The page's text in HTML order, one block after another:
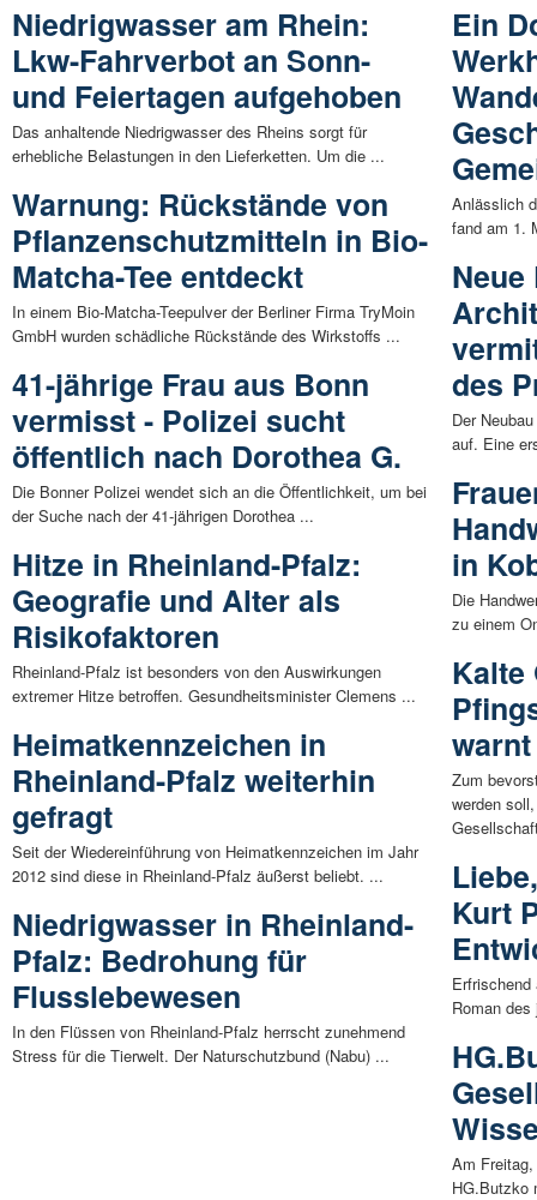
Niedrigwasser am Rhein:
Lkw-Fahrverbot an Sonn-
und Feiertagen aufgehoben
Das anhaltende Niedrigwasser des Rheins sorgt für
erhebliche Belastungen in den Lieferketten. Um die ...
Warnung: Rückstände von
Pflanzenschutzmitteln in Bio-
Matcha-Tee entdeckt
In einem Bio-Matcha-Teepulver der Berliner Firma TryMoin
GmbH wurden schädliche Rückstände des Wirkstoffs ...
41-jährige Frau aus Bonn
vermisst - Polizei sucht
öffentlich nach Dorothea G.
Die Bonner Polizei wendet sich an die Öffentlichkeit, um bei
der Suche nach der 41-jährigen Dorothea ...
Hitze in Rheinland-Pfalz:
Geografie und Alter als
Risikofaktoren
Rheinland-Pfalz ist besonders von den Auswirkungen
extremer Hitze betroffen. Gesundheitsminister Clemens ...
Heimatkennzeichen in
Rheinland-Pfalz weiterhin
gefragt
Seit der Wiedereinführung von Heimatkennzeichen im Jahr
2012 sind diese in Rheinland-Pfalz äußerst beliebt. ...
Niedrigwasser in Rheinland-
Pfalz: Bedrohung für
Flusslebewesen
In den Flüssen von Rheinland-Pfalz herrscht zunehmend
Stress für die Tierwelt. Der Naturschutzbund (Nabu) ...
Ein
Anlässlich
fand am 1.
des
Der
auf. Eine
in
Die
zu einem
Kalte
Zum
werden
Kurt
Roman
Am
HG.Butzko